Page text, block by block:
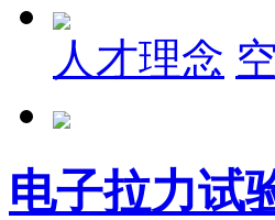
人才理念
电子拉力试